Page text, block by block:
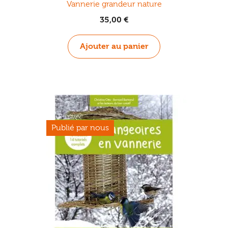
Vannerie grandeur nature
35,00 €
Ajouter au panier